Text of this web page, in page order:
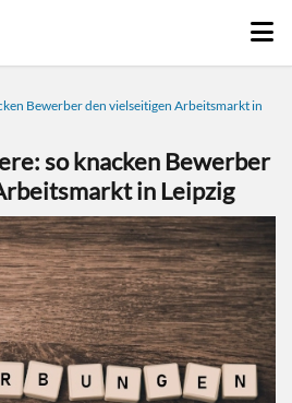
Bewerber den vielseitigen Arbeitsmarkt in
so knacken Bewerber
in Leipzig